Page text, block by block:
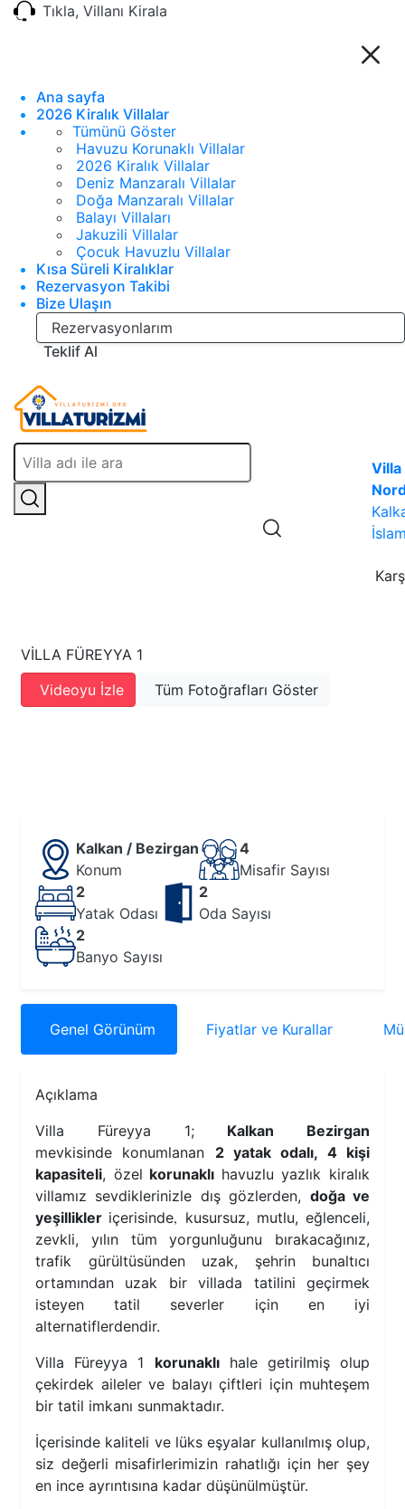
Tıkla, Villanı Kirala
Ana sayfa
2026 Kiralık Villalar
Tümünü Göster
Havuzu Korunaklı Villalar
2026 Kiralık Villalar
Deniz Manzaralı Villalar
Doğa Manzaralı Villalar
Balayı Villaları
Jakuzili Villalar
Çocuk Havuzlu Villalar
Kısa Süreli Kiralıklar
Rezervasyon Takibi
Bize Ulaşın
Rezervasyonlarım
Teklif Al
Villa
VILLA FÜREYYA 1
Videoyu İzle
Tüm Fotoğrafları Göster
Kalkan / Bezirgan
Konum
4
Misafir Sayısı
2
Yatak Odası
2
Oda Sayısı
2
Banyo Sayısı
Genel Görünüm Fiyatlar ve Kurallar
Açıklama
Villa Füreyya 1; Kalkan Bezirgan
mevkisinde konumlanan 2 yatak odalı, 4 kişi
kapasiteli, özel korunaklı havuzlu yazlık kiralık
villamız sevdiklerinizle dış gözlerden, doğa ve
yeşillikler içerisinde, kusursuz, mutlu, eğlenceli,
zevkli, yılın tüm yorgunluğunu bırakacağınız,
trafik gürültüsünden uzak, şehrin bunaltıcı
ortamından uzak bir villada tatilini geçirmek
isteyen tatil severler için en iyi
alternatiflerdendir.
Villa Füreyya 1 korunaklıhale getirilmiş olup
çekirdek aileler ve balayı çiftleri için muhteşem
bir tatil imkanı sunmaktadır.
İçerisinde kaliteli ve lüks eşyalar kullanılmış olup,
siz değerli misafirlerimizin rahatlığı için her şey
en ince ayrıntısına kadar düşünülmüştür.